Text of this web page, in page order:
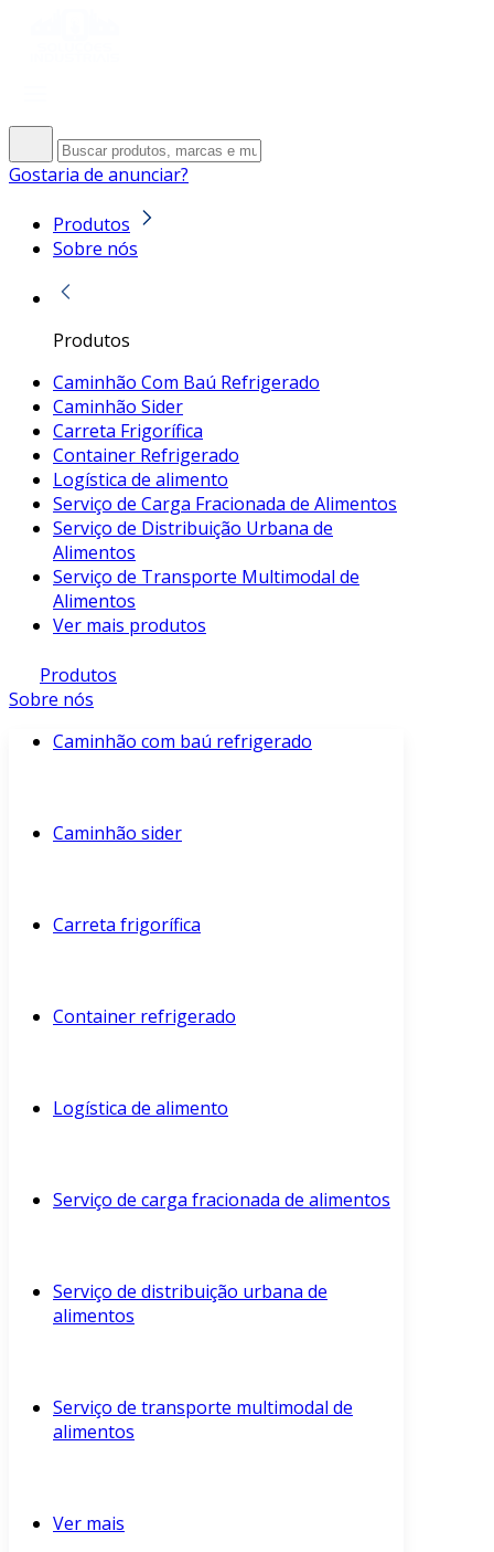
Gostaria de anunciar?
Produtos
Sobre nós
Produtos
Caminhão Com Baú Refrigerado
Caminhão Sider
Carreta Frigorífica
Container Refrigerado
Logística de alimento
Serviço de Carga Fracionada de Alimentos
Serviço de Distribuição Urbana de
Alimentos
Serviço de Transporte Multimodal de
Alimentos
Ver mais produtos
Produtos
Sobre nós
Caminhão com baú refrigerado
Caminhão sider
Carreta frigorífica
Container refrigerado
Logística de alimento
Serviço de carga fracionada de alimentos
Serviço de distribuição urbana de
alimentos
Serviço de transporte multimodal de
alimentos
Ver mais